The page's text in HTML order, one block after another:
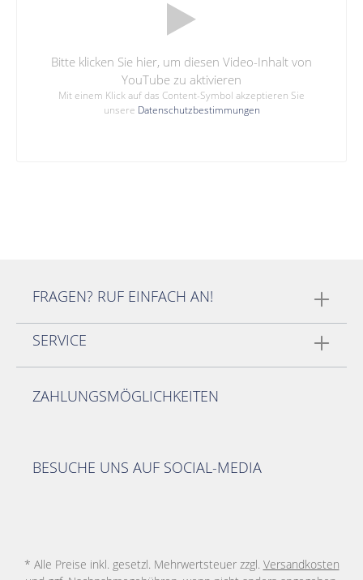
Bitte klicken Sie hier, um diesen Video-Inhalt von
YouTube zu aktivieren
Mit einem Klick auf das Content-Symbol akzeptieren Sie
unsere Datenschutzbestimmungen
FRAGEN? RUF EINFACH AN!
SERVICE
ZAHLUNGSMÖGLICHKEITEN
BESUCHE UNS AUF SOCIAL-MEDIA
* Alle Preise inkl. gesetzl. Mehrwertsteuer zzgl. Versandkosten